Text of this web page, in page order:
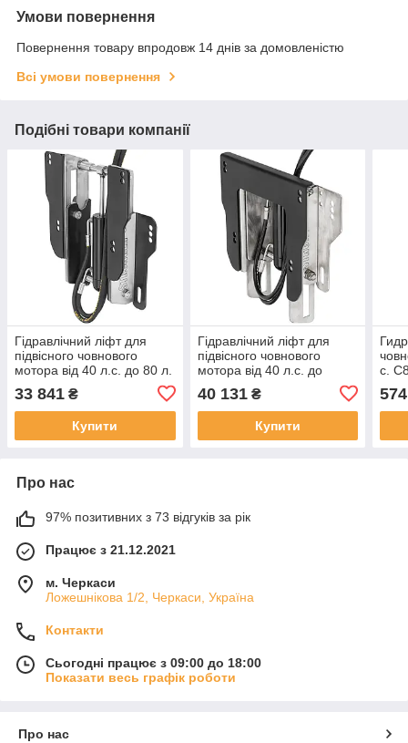
Умови повернення
Повернення товару впродовж 14 днів за домовленістю
Всі умови повернення
Подібні товари компанії
Гідравлічний ліфт для
підвісного човнового
мотора від 40 л.с. до 80 л.
33 841 ₴
Купити
Гідравлічний ліфт для
підвісного човнового
мотора від 40 л.с. до
120л.с. сталь А4 (AISI 316)
40 131₴
Купити
с.
574
Про нас
97% позитивних з 73 відгуків за рік
Працює з 21.12.2021
м. Черкаси
Ложешнікова 1/2, Черкаси, Україна
Контакти
Сьогодні працює з 09:00 до 18:00
Показати весь графік роботи
Про нас